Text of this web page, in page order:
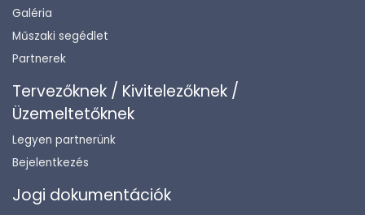
Galéria
Műszaki segédlet
Partnerek
Tervezőknek / Kivitelezőknek /
Üzemeltetőknek
Legyen partnerünk
Bejelentkezés
Jogi dokumentációk